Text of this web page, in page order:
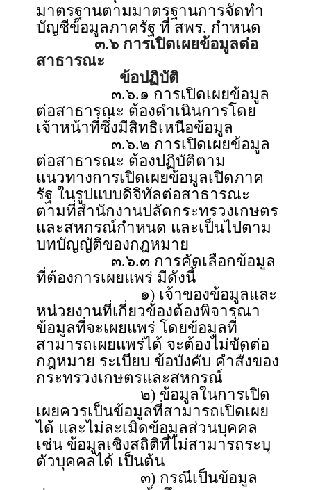
มาตรฐานตามมาตรฐานการจัดทำ
บัญชีข้อมูลภาครัฐ ที่ สพร. กำหนด
๓.๖ การเปิดเผยข้อมูลต่อ
สาธารณะ
ข้อปฏิบัติ
๓.๖.๑ การเปิดเผยข้อมูล
ต่อสาธารณะ ต้องดำเนินการโดย
เจ้าหน้าที่ซึ่งมีสิทธิเหนือข้อมูล
๓.๖.๒ การเปิดเผยข้อมูล
ต่อสาธารณะ ต้องปฏิบัติตาม
แนวทางการเปิดเผยข้อมูลเปิดภาค
รัฐ ในรูปแบบดิจิทัลต่อสาธารณะ
ตามที่สำนักงานปลัดกระทรวงเกษตร
และสหกรณ์กำหนด และเป็นไปตาม
บทบัญญัติของกฎหมาย
๓.๖.๓ การคัดเลือกข้อมูล
ที่ต้องการเผยแพร่ มีดังนี้
๑) เจ้าของข้อมูลและ
หน่วยงานที่เกี่ยวข้องต้องพิจารณา
ข้อมูลที่จะเผยแพร่ โดยข้อมูลที่
สามารถเผยแพร่ได้ จะต้องไม่ขัดต่อ
กฎหมาย ระเบียบ ข้อบังคับ คำสั่งของ
กระทรวงเกษตรและสหกรณ์
๒) ข้อมูลในการเปิด
เผยควรเป็นข้อมูลที่สามารถเปิดเผย
ได้ และไม่ละเมิดข้อมูลส่วนบุคคล
เช่น ข้อมูลเชิงสถิติที่ไม่สามารถระบุ
ตัวบุคคลได้ เป็นต้น
๓) กรณีเป็นข้อมูล